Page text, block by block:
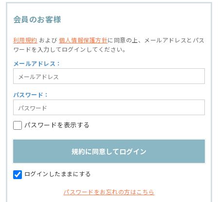
会員のお客様
利用規約 および個人情報保護方針に同意の上、
メールアドレスとパス
ワードを入力してログインしてください。
メールアドレス：
パスワード：
パスワードを表示する
ログインしたままにする
パスワードをお忘れの方はこちら